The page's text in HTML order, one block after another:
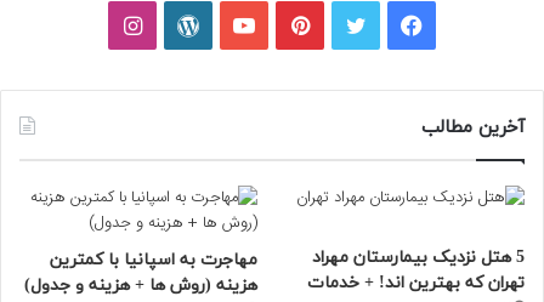
فیسبوکتوییترپینتریستیوتیوبوردپرساینستاگرام
آخرین مطالب
5 هتل نزدیک بیمارستان مهراد
تهران که بهترین‌ اند! + خدمات
مهاجرت به اسپانیا با کمترین
هزینه (روش ها + هزینه و جدول)